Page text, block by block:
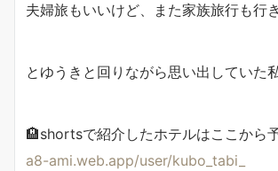
夫婦旅もいいけど、また家族旅行も行
とゆうきと回りながら思い出していた
🏨shortsで紹介したホテルはここから
a8-ami.web.app/user/kubo_tabi_